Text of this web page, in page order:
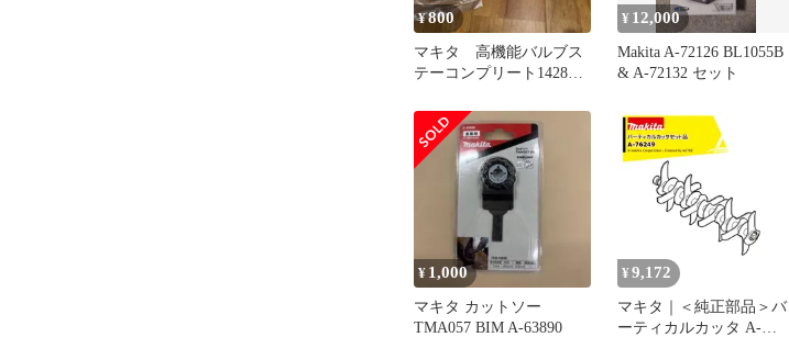
¥800
マキタ 高機能バルブス
テーコンプリート142850-
¥ 12,000
Makita A-72126 BL1055B
& A-72132 セット
¥ 1,000
マキタ カットソー
TMA057 BIM A-63890
¥ 9,172
マキタ｜＜純正部品＞バ
ーティカルカッタ A-